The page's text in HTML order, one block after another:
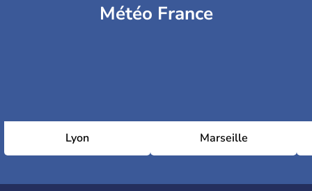
Météo France
Lyon Marseille